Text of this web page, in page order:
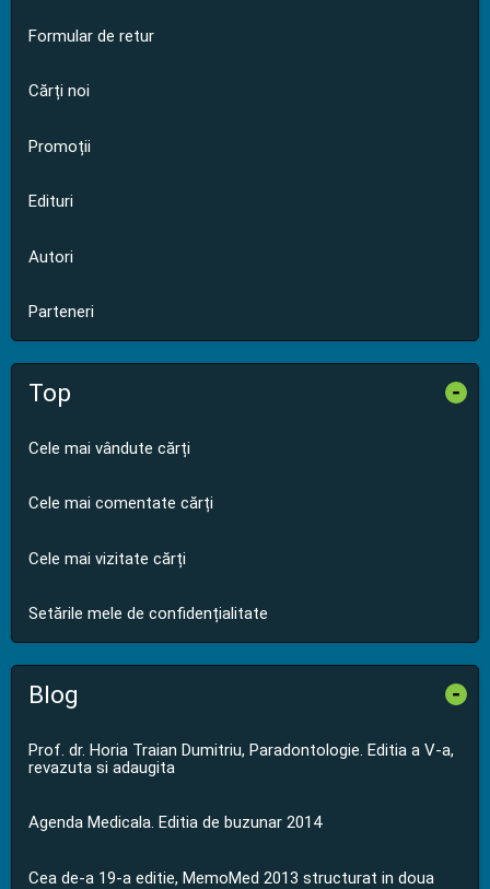
Formular de retur
Cărți noi
Promoții
Edituri
Autori
Parteneri
Top -
Cele mai vândute cărți
Cele mai comentate cărți
Cele mai vizitate cărți
Setările mele de confidențialitate
Blog -
Prof. dr. Horia Traian Dumitriu, Paradontologie. Editia a V-a,
revazuta si adaugita
Agenda Medicala. Editia de buzunar 2014
Cea de-a 19-a editie, MemoMed 2013 structurat in doua